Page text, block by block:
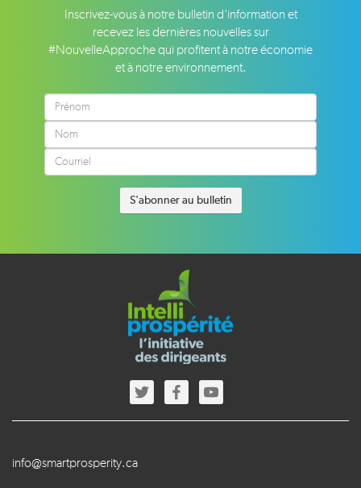
Inscrivez-vous à notre bulletin d'information et
recevez les dernières nouvelles sur
#NouvelleApproche qui profitent à notre économie
et à notre environnement.
info@smartprosperity.ca